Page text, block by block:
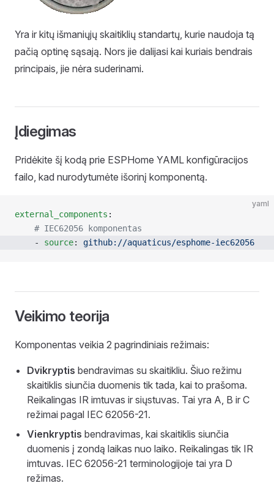
Yra ir kitų išmaniųjų skaitiklių standartų, kurie naudoja tą
pačią optinę sąsają. Nors jie dalijasi kai kuriais bendrais
principais, jie nėra suderinami.
Įdiegimas
Pridėkite šį kodą prie ESPHome YAML konfigūracijos
failo, kad nurodytumėte išorinį komponentą.
yaml
external_components :
    # IEC62056 komponentas
    -
source: github://aquaticus/esphome-iec62056
Veikimo teorija
Komponentas veikia 2 pagrindiniais režimais:
Dvikryptis bendravimas su skaitikliu. Šiuo režimu
skaitiklis siunčia duomenis tik tada, kai to prašoma.
Reikalingas IR imtuvas ir siųstuvas. Tai yra A, B ir C
režimai pagal IEC 62056-21.
Vienkryptis bendravimas, kai skaitiklis siunčia
duomenis į zondą laikas nuo laiko. Reikalingas tik IR
imtuvas. IEC 62056-21 terminologijoje tai yra D
režimas.